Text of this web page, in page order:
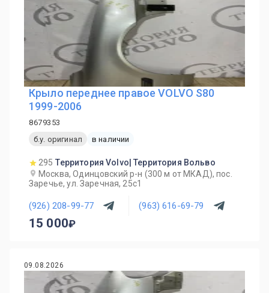
Крыло переднее правое VOLVO S80
1999-2006
8679353
б.у. оригинал
в наличии
295 Территория Volvo| Территория Вольво
Москва, Одинцовский р-н (300 м от МКАД), пос.
Заречье, ул. Заречная, 25с1
(926) 208-99-77 (963) 616-69-79
15 000
09.08.2026